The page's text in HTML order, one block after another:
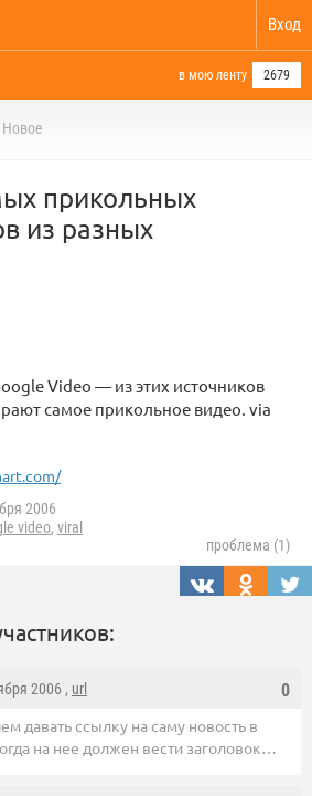
Вход
в мою ленту 2679
Новое
прикольных
из разных
Video — из этих источников
самое прикольное видео. via
2006
video, viral
проблема (1)
0
2006 , url
давать ссылку на саму новость в
на нее должен вести заголовок…